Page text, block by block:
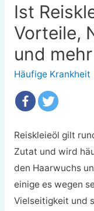
Ist
Vorteile,
und mehr
Häufige Krankheit
Reiskleieöl gilt
Zutat und wird
den Haarwuchs
einige es wegen
Vielseitigkeit und